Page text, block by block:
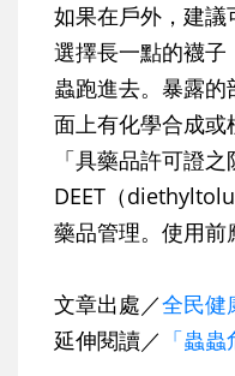
如果在戶外，建
選擇長一點的襪
蟲跑進去。暴露
面上有化學合成或
「具藥品許可證
DEET（
藥品管理。使用前
文章出處／全民健
延伸閱讀／ 「蟲